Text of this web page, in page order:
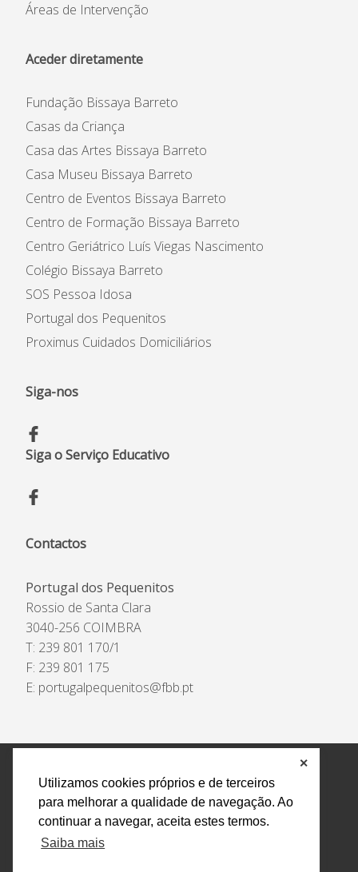
Utilizamos cookies próprios e de terceiros
para melhorar a qualidade de navegação. Ao
continuar a navegar, aceita estes termos.
Saiba mais
✕
Áreas de Intervenção
Aceder diretamente
Fundação Bissaya Barreto
Casas da Criança
Casa das Artes Bissaya Barreto
Casa Museu Bissaya Barreto
Centro de Eventos Bissaya Barreto
Centro de Formação Bissaya Barreto
Centro Geriátrico Luís Viegas Nascimento
Colégio Bissaya Barreto
SOS Pessoa Idosa
Portugal dos Pequenitos
Proximus Cuidados Domiciliários
Siga-nos
Siga o Serviço Educativo
Contactos
Portugal dos Pequenitos
Rossio de Santa Clara
3040-256 COIMBRA
T: 239 801 170/1
F: 239 801 175
E: portugalpequenitos@fbb.pt
Política de Privacidade e Tratamento de Dados
Encarregado de Proteção de Dados
Livro Eletrónico
de Reclamações
Canal de Denúncias
Todos os direitos reservados Design by AM. Developed by